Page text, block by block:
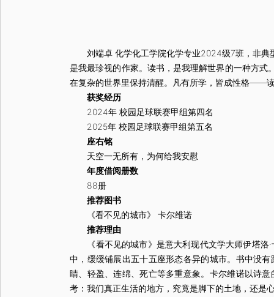
刘端卓 化学化工学院化学专业2024级7班，非典
是我最珍视的作家。读书，是我理解世界的一种方
在复杂的世界里保持清醒。凡有所学，皆成性格——
获奖经历
2024年 校园足球联赛甲组第四名
2025年 校园足球联赛甲组第五名
座右铭
天空一无所有，为何给我安慰
年度借阅册数
88册
推荐图书
《看不见的城市》 卡尔维诺
推荐理由
《看不见的城市》是意大利现代文学大师伊塔洛·
中，缓缓铺展出五十五座形态各异的城市。书中没
睛、轻盈、连绵、死亡等多重意象。卡尔维诺以诗
考：我们真正生活的地方，究竟是脚下的土地，还是